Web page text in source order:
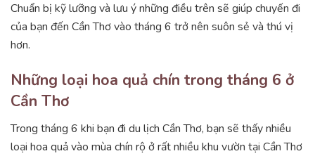
Chuẩn bị kỹ lưỡng và lưu ý những điều trên sẽ giúp chuyến đi
của bạn đến Cần Thơ vào tháng 6 trở nên suôn sẻ và thú vị
hơn.
Những loại hoa quả chín trong tháng 6 ở
Cần Thơ
Trong tháng 6 khi bạn đi du lịch Cần Thơ, bạn sẽ thấy nhiều
loại hoa quả vào mùa chín rộ ở rất nhiều khu vườn tại Cần Thơ